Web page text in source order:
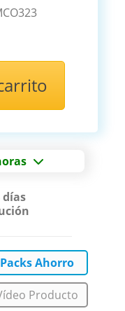
días
Packs Ahorro
Producto